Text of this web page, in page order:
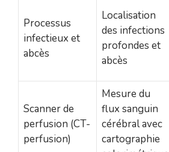
Processus
infectieux et
abcès
Localisation
des infections
profondes et
abcès
Scanner de
perfusion (CT-
perfusion)
Mesure du
flux sanguin
cérébral avec
cartographie